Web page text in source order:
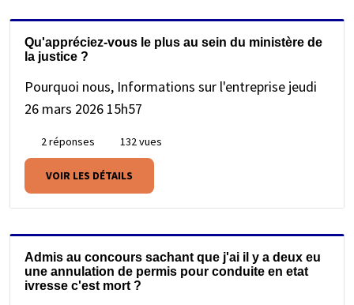
Qu'appréciez-vous le plus au sein du ministère de
la justice ?
Pourquoi nous, Informations sur l'entreprise jeudi
26 mars 2026 15h57
2 réponses 132 vues
VOIR LES DÉTAILS
Admis au concours sachant que j'ai il y a deux eu
une annulation de permis pour conduite en etat
ivresse c'est mort ?